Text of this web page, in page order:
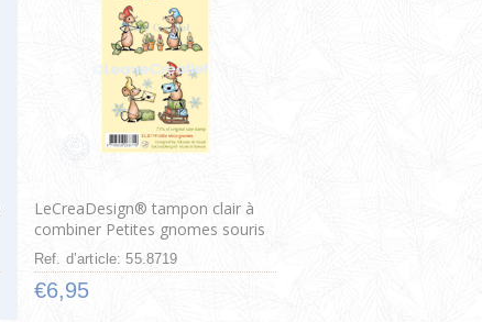
LeCreaDesign® tampon clair à
combiner Petites gnomes souris
Ref. d’article: 55.8719
€6,95